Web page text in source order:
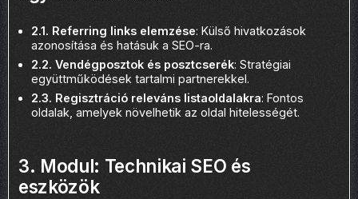
2.1. Referring links elemzése: Külső hivatkozások
azonosítása és hatásuk a SEO-ra.
2.2. Vendégposztok és posztcserék: Stratégiai
együttműködések tartalmi partnerekkel.
2.3. Regisztráció releváns listaoldalakra: Fontos
oldalak, amelyek növelhetik az oldal hitelességét.
3. Modul: Technikai SEO és
eszközök